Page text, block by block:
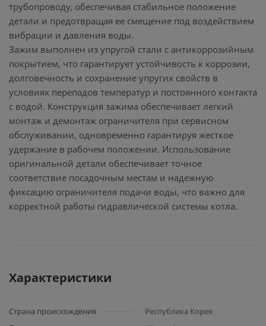
трубопроводу, обеспечивая стабильное положение
детали и предотвращая ее смещение под воздействием
вибрации и давления воды.
Зажим выполнен из упругой стали с антикоррозийным
покрытием, что гарантирует устойчивость к коррозии,
долговечность и сохранение упругих свойств в
условиях перепадов температур и постоянного контакта
с водой. Конструкция зажима обеспечивает легкий
монтаж и демонтаж ограничителя при сервисном
обслуживании, одновременно гарантируя жесткое
удержание в рабочем положении. Использование
оригинальной детали обеспечивает точное
соответствие посадочным местам и надежную
фиксацию ограничителя подачи воды, что важно для
корректной работы гидравлической системы котла.
Характеристики
Страна происхождения
Республика Корея